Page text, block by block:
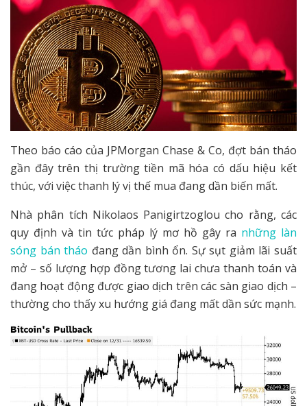
Theo báo cáo của JPMorgan Chase & Co, đợt bán tháo
gần đây trên thị trường tiền mã hóa có dấu hiệu kết
thúc, với việc thanh lý vị thế mua đang dần biến mất.
Nhà phân tích Nikolaos Panigirtzoglou cho rằng, các
quy định và tin tức pháp lý mơ hồ gây ra những làn
sóng bán tháo đang dần bình ổn. Sự sụt giảm lãi suất
mở – số lượng hợp đồng tương lai chưa thanh toán và
đang hoạt động được giao dịch trên các sàn giao dịch –
thường cho thấy xu hướng giá đang mất dần sức mạnh.